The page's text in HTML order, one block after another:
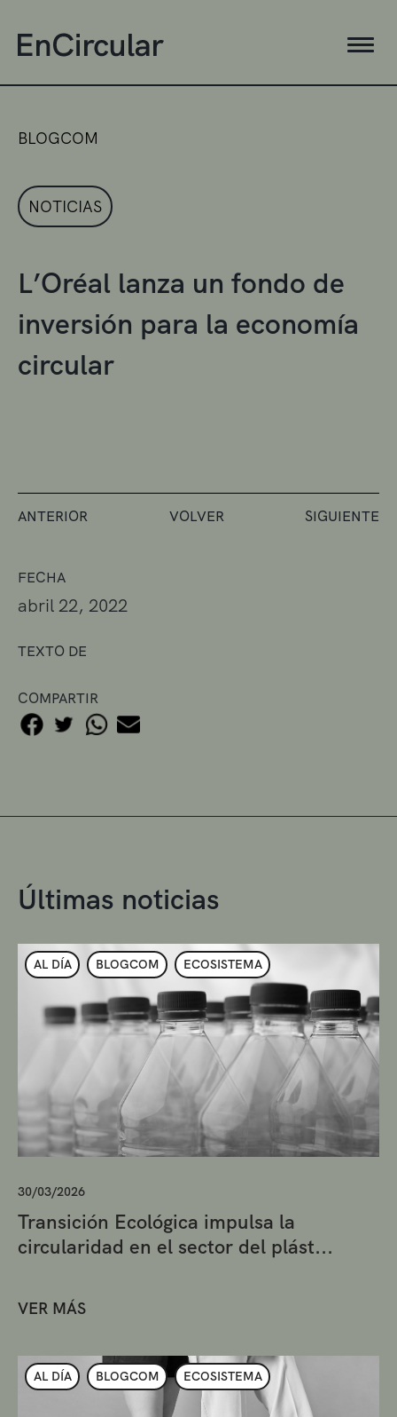
FECHA
abril 22, 2022
TEXTO DE
COMPARTIR
BLOGCOM
NOTICIAS
L’Oréal lanza un fondo de
inversión para la economía
circular
ANTERIOR VOLVER SIGUIENTE
Últimas noticias
AL DÍA BLOGCOM ECOSISTEMA
30/03/2026
Transición Ecológica impulsa la
circularidad en el sector del plást...
VER MÁS
AL DÍA BLOGCOM ECOSISTEMA